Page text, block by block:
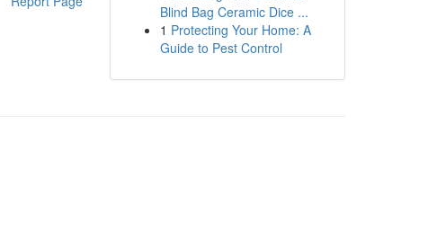
Blind Bag Ceramic Dice ...
1 Protecting Your Home: A
Guide to Pest Control